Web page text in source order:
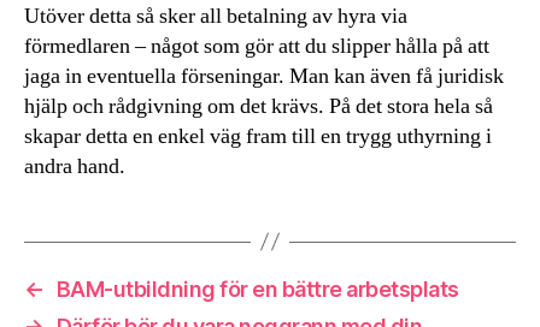
Utöver detta så sker all betalning av hyra via
förmedlaren – något som gör att du slipper hålla på att
jaga in eventuella förseningar. Man kan även få juridisk
hjälp och rådgivning om det krävs. På det stora hela så
skapar detta en enkel väg fram till en trygg uthyrning i
andra hand.
←
BAM-utbildning för en bättre arbetsplats